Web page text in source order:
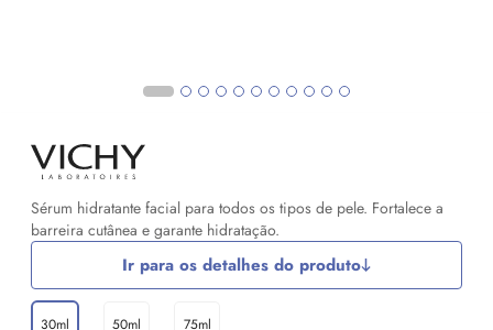
Sérum hidratante facial para todos os tipos de pele. Fortalece a
barreira cutânea e garante hidratação.
Ir para os detalhes do produto
30ml 50ml 75ml